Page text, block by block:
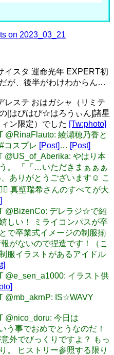
on 2023_03_21
イスタ 運命光年 EXPERT初
が、後半がわけわからん…
レステ おはガシャ（リミテ
[はぴはぴ☆はろうぃん]諸星
ン限定）でした [Tw:photo]
@RinaFlauto: 綾瀬穂乃香と
コスプレ [Post] … [Post]
@US_of_Aberika: やはり本
。 「「…いただきまぁぁぁ
ありがとうございます☺️ こ
真壁瑞希さんのすべてが大
@BizenCo: デレラジ☆で紹
しい！ ミライコンパスが卒
で卒業式イメージの制服揃
がないので捏造です！（こ
服イラストがあるアイドル
@e_sen_a1000: イラスト供
@mb_akrnP: IS☆WAVY
@nico_doru: 今日は
う事でおめでとうなのだ！
外でびっくりですよ？ もっ
。 ヒストリー参照する限り